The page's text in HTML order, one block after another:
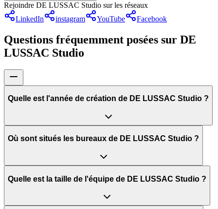
Rejoindre DE LUSSAC Studio sur les réseaux
LinkedIn
instagram YouTube Facebook
Questions fréquemment posées sur DE
LUSSAC Studio
Quelle est l'année de création de DE LUSSAC Studio ?
Où sont situés les bureaux de DE LUSSAC Studio ?
Quelle est la taille de l'équipe de DE LUSSAC Studio ?